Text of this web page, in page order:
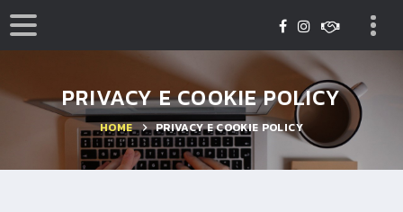
PRIVACY E COOKIE POLICY
HOME PRIVACY E COOKIE POLICY